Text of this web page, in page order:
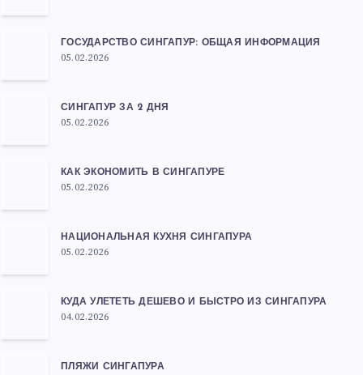
ГОСУДАРСТВО СИНГАПУР: ОБЩАЯ ИНФОРМАЦИЯ
05.02.2026
СИНГАПУР ЗА 2 ДНЯ
05.02.2026
КАК ЭКОНОМИТЬ В СИНГАПУРЕ
05.02.2026
НАЦИОНАЛЬНАЯ КУХНЯ СИНГАПУРА
05.02.2026
КУДА УЛЕТЕТЬ ДЕШЕВО И БЫСТРО ИЗ СИНГАПУРА
04.02.2026
ПЛЯЖИ СИНГАПУРА